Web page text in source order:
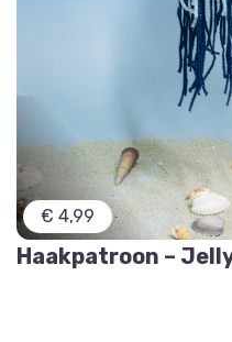
€ 4,99
Haakpatroon –